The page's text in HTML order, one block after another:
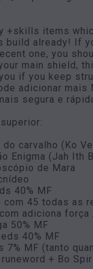
+skills items
build already! If
one, you
main shield,
if you keep
adicionar
segura e
do carvalho (Ko
Enigma (Jah Ith
de Mara
40% MF
com 45 todas as
com adiciona
50% MF
40% MF
7% MF (tanto
runeword + Bo